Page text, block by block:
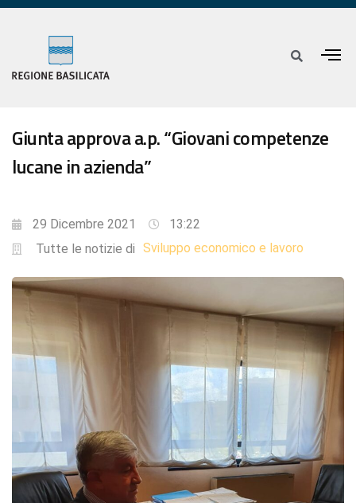
Giunta approva a.p. “Giovani competenze
lucane in azienda”
29 Dicembre 2021
13:22
Tutte le notizie di Sviluppo economico e lavoro